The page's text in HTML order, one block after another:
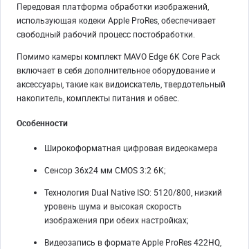
Передовая платформа обработки изображений,
использующая кодеки Apple ProRes, обеспечивает
свободный рабочий процесс постобработки.
Помимо камеры комплект MAVO Edge 6K Core Pack
включает в себя дополнительное оборудование и
аксессуары, такие как видоискатель, твердотельный
накопитель, комплекты питания и обвес.
Особенности
Широкоформатная цифровая видеокамера
Сенсор 36x24 мм CMOS 3:2 6K;
Технология Dual Native ISO: 5120/800, низкий
уровень шума и высокая скорость
изображения при обеих настройках;
Видеозапись в формате Apple ProRes 422HQ,